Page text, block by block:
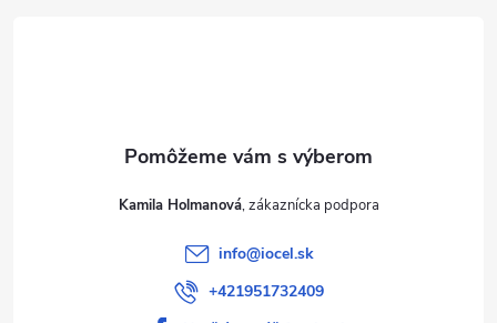
Kamila Holmanová
info@iocel.sk
+421951732409